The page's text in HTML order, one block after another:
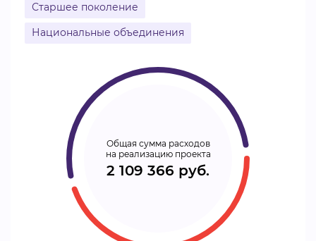
Старшее поколение
Национальные объединения
Общая сумма расходов
на реализацию проекта
2 109 366 руб.